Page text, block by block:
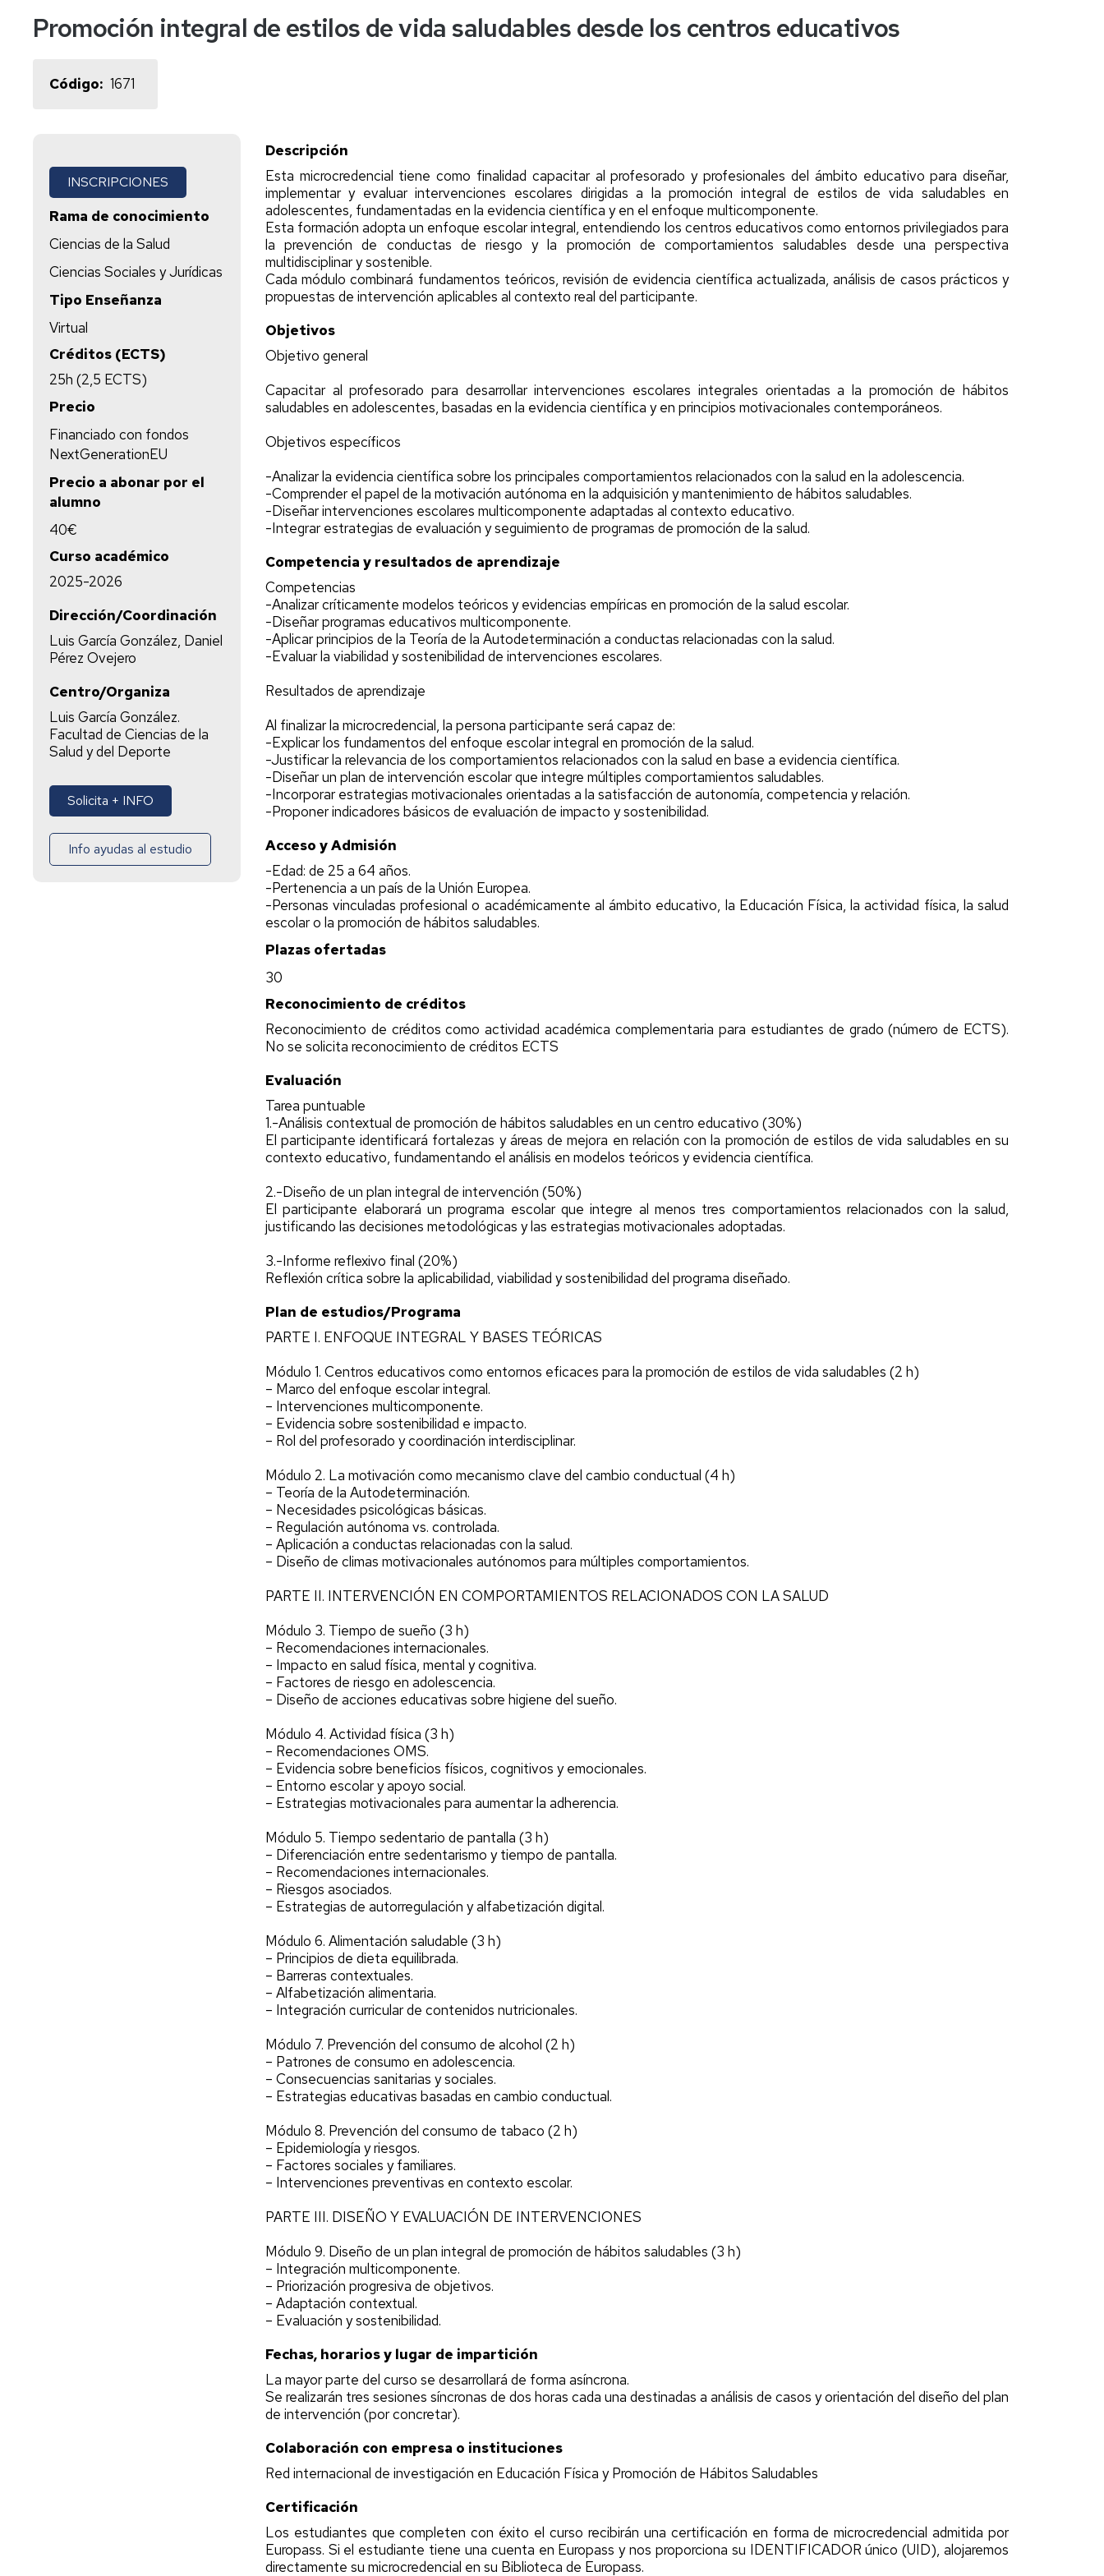
externas
europeos
aplicables
colaboración
UNIZAR
Promoción integral de estilos de vida saludables desde los centros educativos
Código 1671
INSCRIPCIONES
Rama de conocimiento
Ciencias de la Salud
Ciencias Sociales y Jurídicas
Tipo Enseñanza
Virtual
Créditos (ECTS)
25h (2,5 ECTS)
Precio
Financiado con fondos
NextGenerationEU
Precio a abonar por el
alumno
40€
Curso académico
2025-2026
Dirección/Coordinación
Luis García González, Daniel
Pérez Ovejero
Centro/Organiza
Luis García González.
Facultad de Ciencias de la
Salud y del Deporte
Solicita + INFO
Info ayudas al estudio
Descripción
Esta microcredencial tiene como finalidad capacitar al profesorado y profesionales del ámbito educativo para diseñar,
implementar y evaluar intervenciones escolares dirigidas a la promoción integral de estilos de vida saludables en
adolescentes, fundamentadas en la evidencia científica y en el enfoque multicomponente.
Esta formación adopta un enfoque escolar integral, entendiendo los centros educativos como entornos privilegiados para
la prevención de conductas de riesgo y la promoción de comportamientos saludables desde una perspectiva
multidisciplinar y sostenible.
Cada módulo combinará fundamentos teóricos, revisión de evidencia científica actualizada, análisis de casos prácticos y
propuestas de intervención aplicables al contexto real del participante.
Objetivos
Objetivo general
Capacitar al profesorado para desarrollar intervenciones escolares integrales orientadas a la promoción de hábitos
saludables en adolescentes, basadas en la evidencia científica y en principios motivacionales contemporáneos.
Objetivos específicos
-Analizar la evidencia científica sobre los principales comportamientos relacionados con la salud en la adolescencia.
-Comprender el papel de la motivación autónoma en la adquisición y mantenimiento de hábitos saludables.
-Diseñar intervenciones escolares multicomponente adaptadas al contexto educativo.
-Integrar estrategias de evaluación y seguimiento de programas de promoción de la salud.
Competencia y resultados de aprendizaje
Competencias
-Analizar críticamente modelos teóricos y evidencias empíricas en promoción de la salud escolar.
-Diseñar programas educativos multicomponente.
-Aplicar principios de la Teoría de la Autodeterminación a conductas relacionadas con la salud.
-Evaluar la viabilidad y sostenibilidad de intervenciones escolares.
Resultados de aprendizaje
Al finalizar la microcredencial, la persona participante será capaz de:
-Explicar los fundamentos del enfoque escolar integral en promoción de la salud.
-Justificar la relevancia de los comportamientos relacionados con la salud en base a evidencia científica.
-Diseñar un plan de intervención escolar que integre múltiples comportamientos saludables.
-Incorporar estrategias motivacionales orientadas a la satisfacción de autonomía, competencia y relación.
-Proponer indicadores básicos de evaluación de impacto y sostenibilidad.
Acceso y Admisión
-Edad: de 25 a 64 años.
-Pertenencia a un país de la Unión Europea.
-Personas vinculadas profesional o académicamente al ámbito educativo, la Educación Física, la actividad física, la salud
escolar o la promoción de hábitos saludables.
Plazas ofertadas
30
Reconocimiento de créditos
Reconocimiento de créditos como actividad académica complementaria para estudiantes de grado (número de ECTS).
No se solicita reconocimiento de créditos ECTS
Evaluación
Tarea puntuable
1.-Análisis contextual de promoción de hábitos saludables en un centro educativo (30%)
El participante identificará fortalezas y áreas de mejora en relación con la promoción de estilos de vida saludables en su
contexto educativo, fundamentando el análisis en modelos teóricos y evidencia científica.
2.-Diseño de un plan integral de intervención (50%)
El participante elaborará un programa escolar que integre al menos tres comportamientos relacionados con la salud,
justificando las decisiones metodológicas y las estrategias motivacionales adoptadas.
3.-Informe reflexivo final (20%)
Reflexión crítica sobre la aplicabilidad, viabilidad y sostenibilidad del programa diseñado.
Plan de estudios/Programa
PARTE I. ENFOQUE INTEGRAL Y BASES TEÓRICAS
Módulo 1. Centros educativos como entornos eficaces para la promoción de estilos de vida saludables (2 h)
– Marco del enfoque escolar integral.
– Intervenciones multicomponente.
– Evidencia sobre sostenibilidad e impacto.
– Rol del profesorado y coordinación interdisciplinar.
Módulo 2. La motivación como mecanismo clave del cambio conductual (4 h)
– Teoría de la Autodeterminación.
– Necesidades psicológicas básicas.
– Regulación autónoma vs. controlada.
– Aplicación a conductas relacionadas con la salud.
– Diseño de climas motivacionales autónomos para múltiples comportamientos.
PARTE II. INTERVENCIÓN EN COMPORTAMIENTOS RELACIONADOS CON LA SALUD
Módulo 3. Tiempo de sueño (3 h)
– Recomendaciones internacionales.
– Impacto en salud física, mental y cognitiva.
– Factores de riesgo en adolescencia.
– Diseño de acciones educativas sobre higiene del sueño.
Módulo 4. Actividad física (3 h)
– Recomendaciones OMS.
– Evidencia sobre beneficios físicos, cognitivos y emocionales.
– Entorno escolar y apoyo social.
– Estrategias motivacionales para aumentar la adherencia.
Módulo 5. Tiempo sedentario de pantalla (3 h)
– Diferenciación entre sedentarismo y tiempo de pantalla.
– Recomendaciones internacionales.
– Riesgos asociados.
– Estrategias de autorregulación y alfabetización digital.
Módulo 6. Alimentación saludable (3 h)
– Principios de dieta equilibrada.
– Barreras contextuales.
– Alfabetización alimentaria.
– Integración curricular de contenidos nutricionales.
Módulo 7. Prevención del consumo de alcohol (2 h)
– Patrones de consumo en adolescencia.
– Consecuencias sanitarias y sociales.
– Estrategias educativas basadas en cambio conductual.
Módulo 8. Prevención del consumo de tabaco (2 h)
– Epidemiología y riesgos.
– Factores sociales y familiares.
– Intervenciones preventivas en contexto escolar.
PARTE III. DISEÑO Y EVALUACIÓN DE INTERVENCIONES
Módulo 9. Diseño de un plan integral de promoción de hábitos saludables (3 h)
– Integración multicomponente.
– Priorización progresiva de objetivos.
– Adaptación contextual.
– Evaluación y sostenibilidad.
Fechas, horarios y lugar de impartición
La mayor parte del curso se desarrollará de forma asíncrona.
Se realizarán tres sesiones síncronas de dos horas cada una destinadas a análisis de casos y orientación del diseño del plan
de intervención (por concretar).
Colaboración con empresa o instituciones
Red internacional de investigación en Educación Física y Promoción de Hábitos Saludables
Certificación
Los estudiantes que completen con éxito el curso recibirán una certificación en forma de microcredencial admitida por
Europass. Si el estudiante tiene una cuenta en Europass y nos proporciona su IDENTIFICADOR único (UID), alojaremos
directamente su microcredencial en su Biblioteca de Europass.